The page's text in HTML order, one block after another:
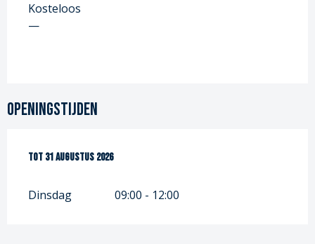
Kosteloos
—
Openingstijden
Vanaf7 juli 2026tot31 augustus 2026
Tot 31 augustus 2026
Dinsdag 09:00 - 12:00